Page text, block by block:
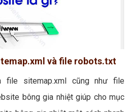
và file robots.txt
file sitemap.xml cũng như file
bông gia nhiệt giúp cho mục